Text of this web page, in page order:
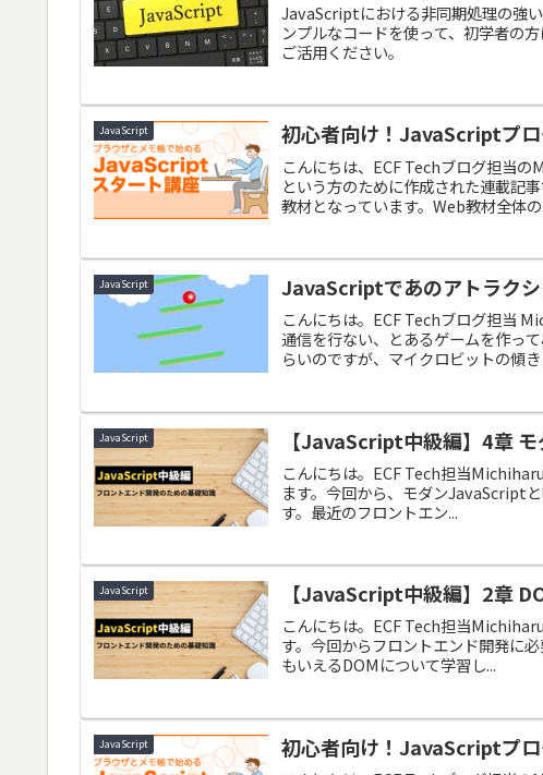
JavaScriptにおける非同期処理の強
ンプルなコードを使って、初学者の
ご活用ください。
JavaScript 初心者向け！JavaScriptプ
こんにちは、ECF Techブログ担当
という方のために作成された連載記
教材となっています。Web教材全体
JavaScript JavaScriptであのアトラク
こんにちは。ECF Techブログ担当
通信を行ない、とあるゲームを作っ
らいのですが、マイクロビットの傾
JavaScript 【JavaScript中級編】4章
こんにちは。ECF Tech担当
ます。今回から、モダンJavaScript
す。最近のフロントエン...
JavaScript 【JavaScript中級編】2章
こんにちは。ECF Tech担当
す。今回からフロントエンド開発に
もいえるDOMについて学習し...
JavaScript 初心者向け！JavaScriptプ